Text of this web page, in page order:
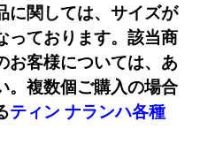
に関しては、サイズが
っております。該当商
お客様については、あ
。複数個ご購入の場合
ティン ナランハ各種